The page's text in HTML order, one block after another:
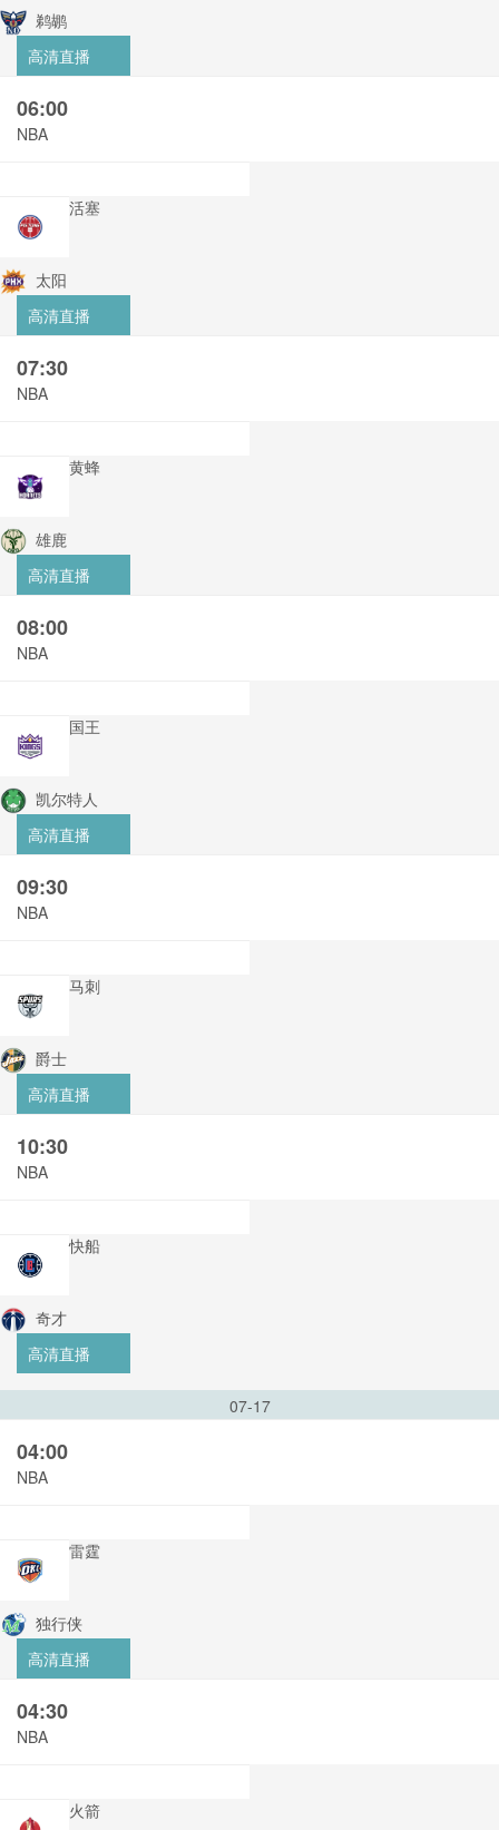
鹈鹕
高清直播
06:00
NBA
活塞
太阳
高清直播
07:30
NBA
黄蜂
雄鹿
高清直播
08:00
NBA
国王
凯尔特人
高清直播
09:30
NBA
马刺
爵士
高清直播
10:30
NBA
快船
奇才
高清直播
07-17
04:00
NBA
雷霆
独行侠
高清直播
04:30
NBA
火箭